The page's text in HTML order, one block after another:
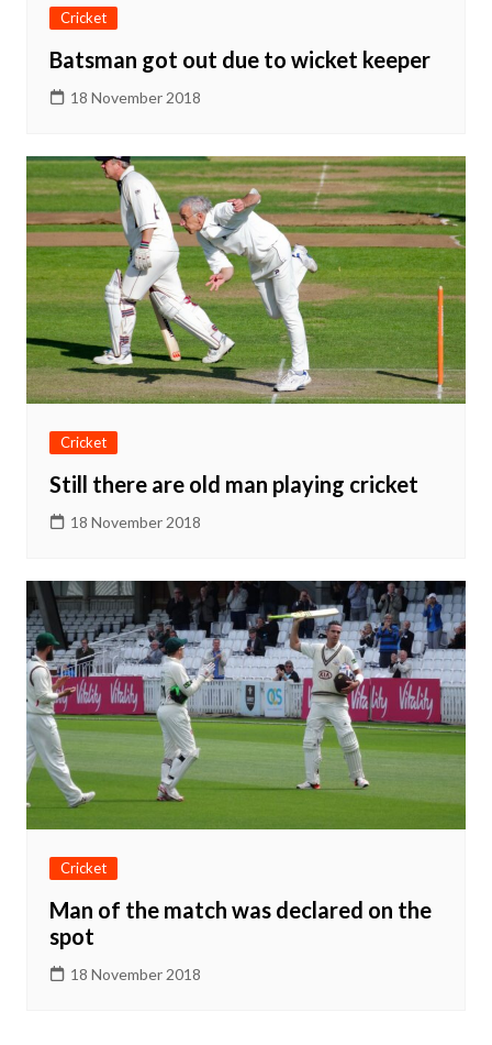
Cricket
Batsman got out due to wicket keeper
18 November 2018
Cricket
Still there are old man playing cricket
18 November 2018
Cricket
Man of the match was declared on the
spot
18 November 2018